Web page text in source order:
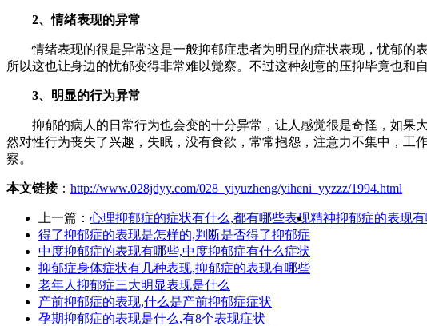
2、情绪表现的异常
情绪表现的很是异常这是一般抑郁症患者为明显的症状表现，忧郁的表
所以这也让身边的忧郁变得非常难以觉察。不过这种刻意的压抑毕竟也和
3、明显的行为异常
抑郁的病人的日常行为也会变的十分异常，让人感觉很是奇怪，如果
然对性行为丧失了兴趣，失眠，没有食欲，常常抱怨，注意力不集中，
察。
本文链接： http://www.028jdyy.com/028_yiyuzheng/yiheni_yyzzz/1994.html
上一篇： 心理抑郁症的症状有什么,都有哪些表现精神抑郁症的表现
得了抑郁症的表现是怎样的,判断是否得了抑郁症
中度抑郁症的表现有哪些,中度抑郁症有什么症状
抑郁症身体症状有几种表现,抑郁症的表现有哪些
老年人抑郁症三大明显表现是什么
产前抑郁症的表现,什么是产前抑郁症症状
孕期抑郁症的表现是什么,有8个表现症状